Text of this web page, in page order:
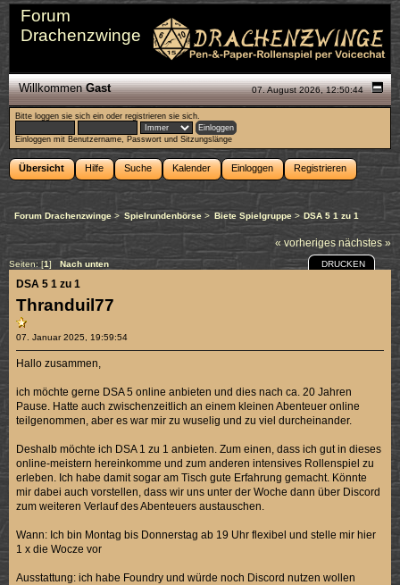
Forum
Drachenzwinge
07. August 2026, 12:50:44
WillkommenGast
Bitte loggen sie sich ein oderregistrieren sie sich.
Einloggen mit Benutzername, Passwort und Sitzungslänge
Übersicht Hilfe Suche Kalender Einloggen Registrieren
Forum Drachenzwinge > Spielrundenbörse> Biete Spielgruppe> DSA 5 1 zu 1
« vorheriges nächstes »
Seiten: [1] Nach unten DRUCKEN
Thranduil77
07. Januar 2025, 19:59:54
DSA 5 1 zu 1
Hallo zusammen,
ich möchte gerne DSA 5 online anbieten und dies nach ca. 20 Jahren
Pause. Hatte auch zwischenzeitlich an einem kleinen Abenteuer online
teilgenommen, aber es war mir zu wuselig und zu viel durcheinander.
Deshalb möchte ich DSA 1 zu 1 anbieten. Zum einen, dass ich gut in dieses
online-meistern hereinkomme und zum anderen intensives Rollenspiel zu
erleben. Ich habe damit sogar am Tisch gute Erfahrung gemacht. Könnte
mir dabei auch vorstellen, dass wir uns unter der Woche dann über Discord
zum weiteren Verlauf des Abenteuers austauschen.
Wann: Ich bin Montag bis Donnerstag ab 19 Uhr flexibel und stelle mir hier
1 x die Wocze vor
Ausstattung: ich habe Foundry und würde noch Discord nutzen wollen